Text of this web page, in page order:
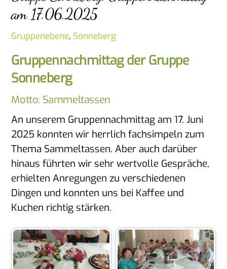
am 17.06.2025
Gruppenebene, Sonneberg
Gruppennachmittag der Gruppe
Sonneberg
Motto: Sammeltassen
An unserem Gruppennachmittag am 17. Juni
2025 konnten wir herrlich fachsimpeln zum
Thema Sammeltassen. Aber auch darüber
hinaus führten wir sehr wertvolle Gespräche,
erhielten Anregungen zu verschiedenen
Dingen und konnten uns bei Kaffee und
Kuchen richtig stärken.